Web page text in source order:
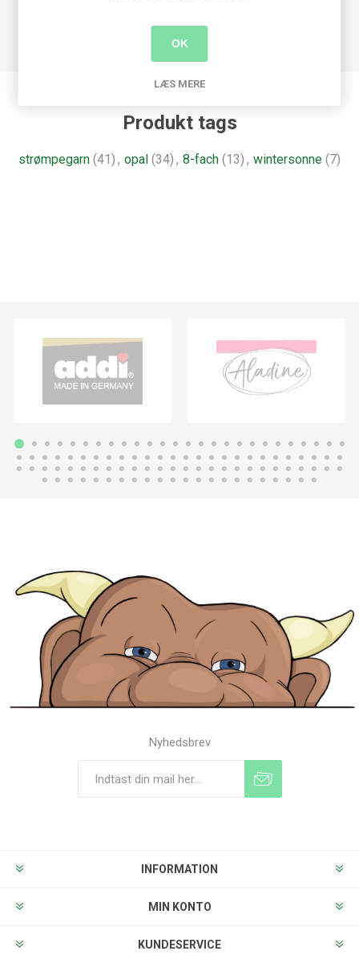
25% Polyamid
Produkt tags
strømpegarn (41) , opal (34) , 8-fach (13) , wintersonne (7)
Nyhedsbrev
INFORMATION
MIN KONTO
KUNDESERVICE
OK
LÆS MERE